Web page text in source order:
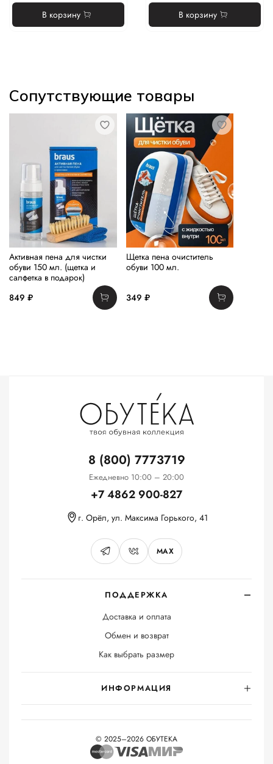
В корзину В корзину
Сопутствующие товары
Активная пена для чистки
обуви 150 мл. (щетка и
салфетка в подарок)
849 ₽
Щетка пена очиститель
обуви 100 мл.
349 ₽
ПОДДЕРЖКА
Доставка и оплата
Обмен и возврат
Как выбрать размер
ИНФОРМАЦИЯ
8 (800) 7773719
Ежедневно 10:00 – 20:00
+7 4862 900-827
г. Орёл, ул. Максима Горького, 41
MAX
© 2025–2026 ОБУТЕКА